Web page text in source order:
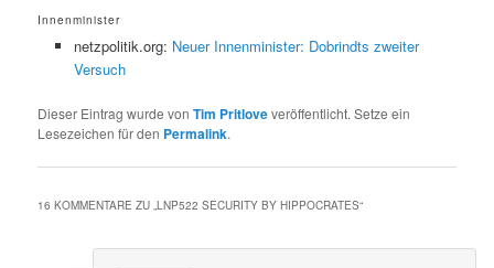
Innenminister
netzpolitik.org: Neuer Innenminister: Dobrindts zweiter
Versuch
Dieser Eintrag wurde vonTim Pritloveveröffentlicht. Setze ein
Lesezeichen für den Permalink.
16 KOMMENTARE ZU „LNP522 SECURITY BY HIPPOCRATES“